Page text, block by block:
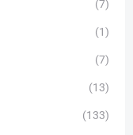
(7)
(1)
(7)
(13)
(133)